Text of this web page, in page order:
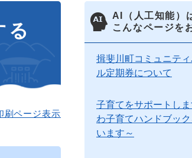
る
刷ページ表示
AI（人工知能）
こんなページを
揖斐川町コミュニテ
ル定期券について
子育てをサポートし
わ子育てハンドブッ
います～